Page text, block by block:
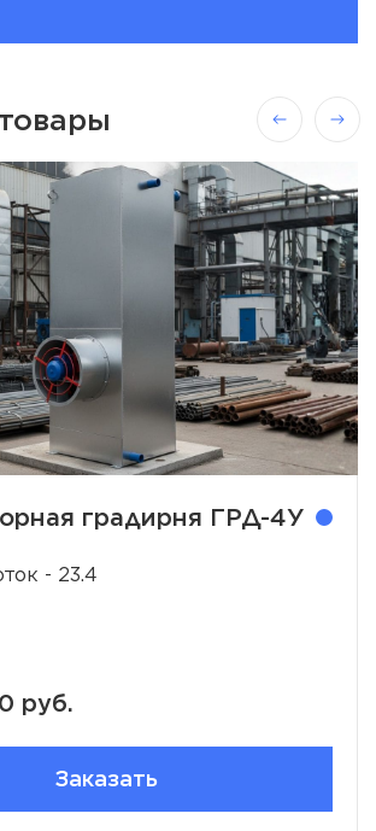
градирня ГРД-4У
- 23.4
руб.
Заказать